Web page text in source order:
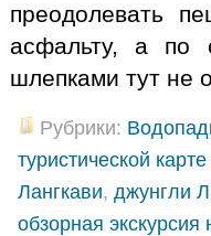
преодолевать
асфальту, а по
шлепками тут не
Рубрики:
туристической карте
Лангкави, джунгли
обзорная экскурсия